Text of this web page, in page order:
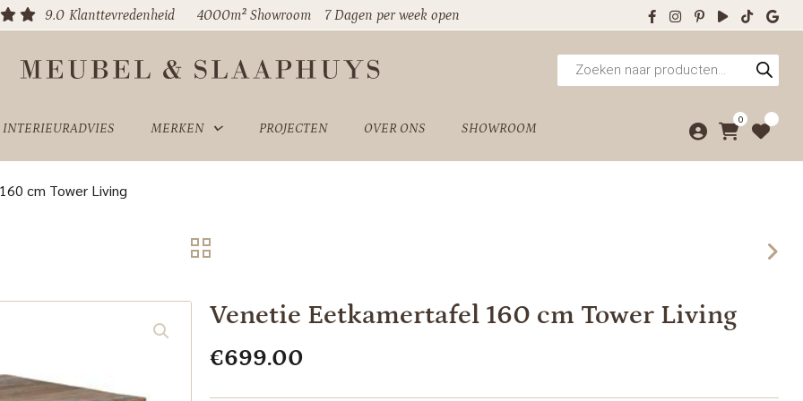
9.0 Klanttevredenheid 4000m² Showroom 7 Dagen per week open
Producten
zoeken
INTERIEURADVIES MERKEN PROJECTEN OVER ONS SHOWROOM
0
cm Tower Living
Venetie Eetkamertafel 160 cm Tower Living
€699.00